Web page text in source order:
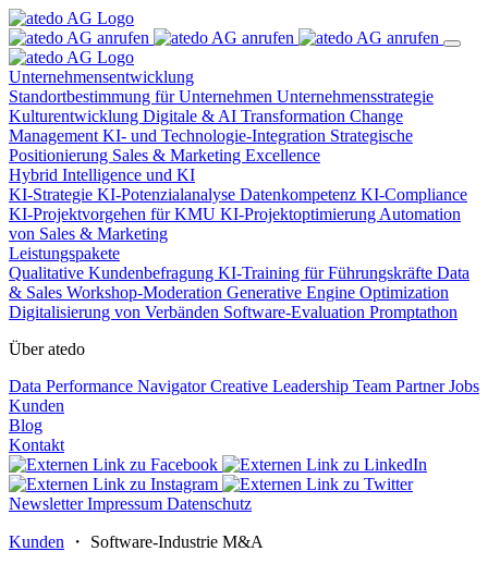
Unternehmensentwicklung
Standortbestimmung für Unternehmen Unternehmensstrategie
Kulturentwicklung Digitale & AI Transformation Change
Management KI- und Technologie-Integration Strategische
Positionierung Sales & Marketing Excellence
Hybrid Intelligence und KI
KI-Strategie KI-Potenzialanalyse Datenkompetenz KI-Compliance
KI-Projektvorgehen für KMU KI-Projektoptimierung Automation
von Sales & Marketing
Leistungspakete
Qualitative Kundenbefragung KI-Training für Führungskräfte Data
& Sales Workshop-Moderation Generative Engine Optimization
Digitalisierung von Verbänden Software-Evaluation Promptathon
Über atedo
Data Performance NavigatorCreative Leadership Team PartnerJobs
Kunden
Blog
Kontakt
NewsletterImpressum Datenschutz
Kunden ・ Software-Industrie M&A